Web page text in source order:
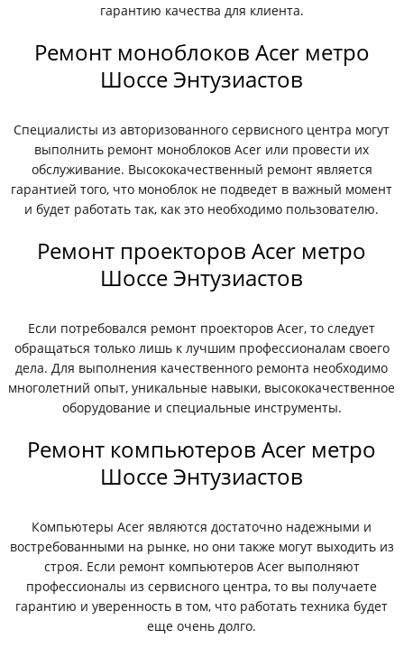
гарантию качества для клиента.
Ремонт моноблоков Acer метро
Шоссе Энтузиастов
Специалисты из авторизованного сервисного центра могут
выполнить ремонт моноблоков Acer или провести их
обслуживание. Высококачественный ремонт является
гарантией того, что моноблок не подведет в важный момент
и будет работать так, как это необходимо пользователю.
Ремонт проекторов Acer метро
Шоссе Энтузиастов
Если потребовался ремонт проекторов Acer, то следует
обращаться только лишь к лучшим профессионалам своего
дела. Для выполнения качественного ремонта необходимо
многолетний опыт, уникальные навыки, высококачественное
оборудование и специальные инструменты.
Ремонт компьютеров Acer метро
Шоссе Энтузиастов
Компьютеры Acer являются достаточно надежными и
востребованными на рынке, но они также могут выходить из
строя. Если ремонт компьютеров Acer выполняют
профессионалы из сервисного центра, то вы получаете
гарантию и уверенность в том, что работать техника будет
еще очень долго.